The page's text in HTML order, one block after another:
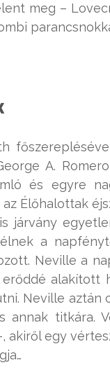
meg –
A.
és egyre
Élőhalottak
járvány
a
Neville a
alakított
Neville aztán
annak titkára.
egy